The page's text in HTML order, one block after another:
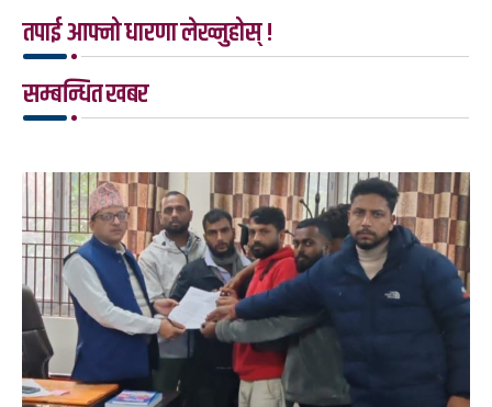
तपाई आफ्नो धारणा लेख्नुहोस् !
सम्बन्धित खबर